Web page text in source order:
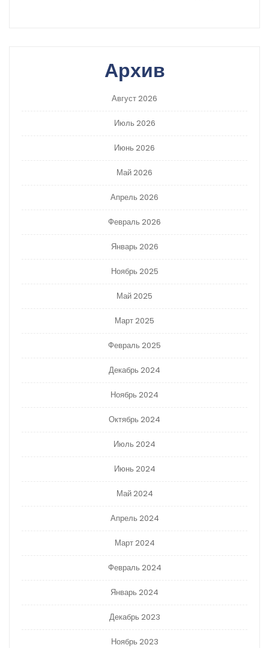
Архив
Август 2026
Июль 2026
Июнь 2026
Май 2026
Апрель 2026
Февраль 2026
Январь 2026
Ноябрь 2025
Май 2025
Март 2025
Февраль 2025
Декабрь 2024
Ноябрь 2024
Октябрь 2024
Июль 2024
Июнь 2024
Май 2024
Апрель 2024
Март 2024
Февраль 2024
Январь 2024
Декабрь 2023
Ноябрь 2023